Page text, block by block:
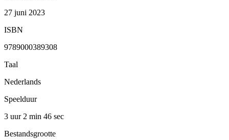
27 juni 2023
ISBN
9789000389308
Taal
Nederlands
Speelduur
3 uur 2 min 46 sec
Bestandsgrootte